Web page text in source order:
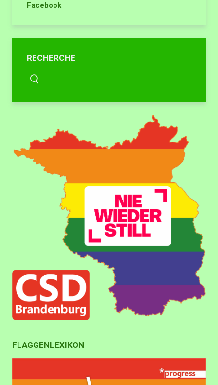
Facebook
RECHERCHE
FLAGGENLEXIKON